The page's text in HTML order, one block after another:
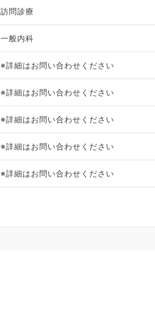
訪問診療
一般内科
※詳細はお問い合わせください
※詳細はお問い合わせください
※詳細はお問い合わせください
※詳細はお問い合わせください
※詳細はお問い合わせください